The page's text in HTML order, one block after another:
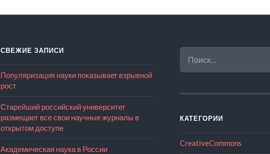
СВЕЖИЕ ЗАПИСИ
Популяризация науки показывает взрывной
рост
Старейший российский университет
размещает все свои научные журналы в
открытом доступе
Академическая наука в России
НАЙТИ:
КАТЕГОРИИ
CreativeCommons